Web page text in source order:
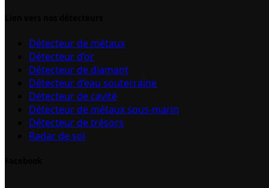
Détecteur de métaux
Détecteur d’or
Détecteur de diamant
Détecteur d’eau souterraine
Détecteur de cavité
Détecteur de métaux sous-marin
Détecteur de trésors
Radar de sol